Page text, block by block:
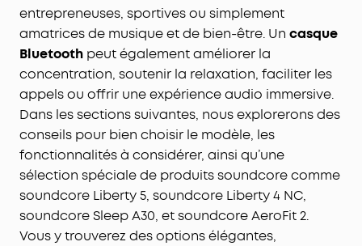
entrepreneuses, sportives ou simplement
amatrices de musique et de bien-être. Un casque
Bluetooth peut également améliorer la
concentration, soutenir la relaxation, faciliter les
appels ou offrir une expérience audio immersive.
Dans les sections suivantes, nous explorerons des
conseils pour bien choisir le modèle, les
fonctionnalités à considérer, ainsi qu’une
sélection spéciale de produits soundcore comme
soundcore Liberty 5, soundcore Liberty 4 NC,
soundcore Sleep A30, et soundcore AeroFit 2.
Vous y trouverez des options élégantes,